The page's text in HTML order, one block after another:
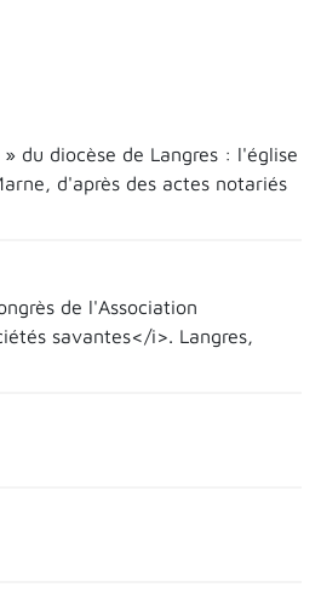
du diocèse de Langres : l'église
d'après des actes notariés
de l'Association
savantes</i>. Langres,